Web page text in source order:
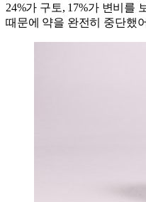
24%가 구토, 17%가 변비를
때문에 약을 완전히 중단했